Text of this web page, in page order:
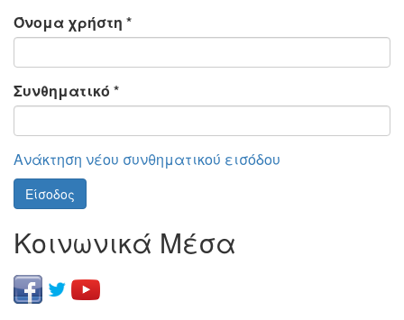
Όνομα χρήστη *
Συνθηματικό *
Ανάκτηση νέου συνθηματικού εισόδου
Είσοδος
Κοινωνικά Μέσα